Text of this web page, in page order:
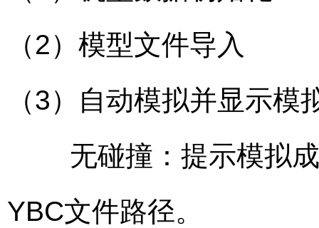
（2）模型文件导入
（3）自动模拟并显示模
无碰撞：提示模拟成
YBC文件路径。